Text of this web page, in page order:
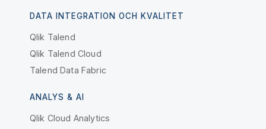
DATA INTEGRATION OCH KVALITET
Qlik Talend
Qlik Talend Cloud
Talend Data Fabric
ANALYS & AI
Qlik Cloud Analytics